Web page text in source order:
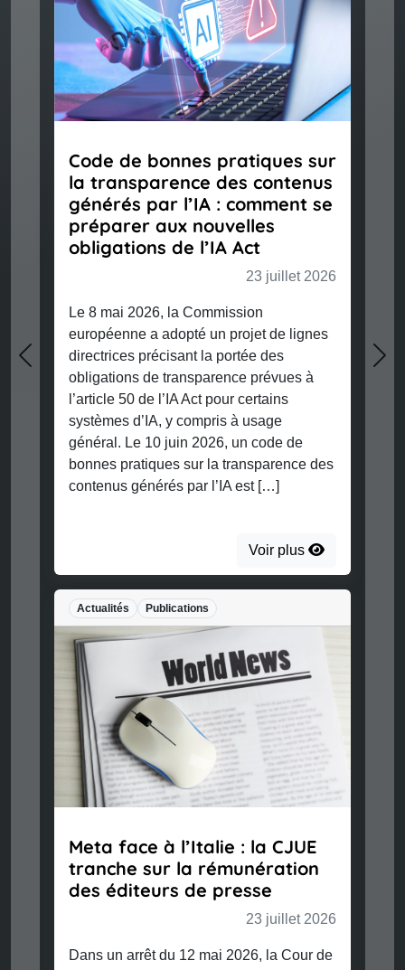
Code de bonnes pratiques sur
la transparence des contenus
générés par l’IA : comment se
préparer aux nouvelles
obligations de l’IA Act
23 juillet 2026
Le 8 mai 2026, la Commission
européenne a adopté un projet de lignes
directrices précisant la portée des
obligations de transparence prévues à
l’article 50 de l’IA Act pour certains
systèmes d’IA, y compris à usage
général. Le 10 juin 2026, un code de
bonnes pratiques sur la transparence des
contenus générés par l’IA est […]
Voir plus
Actualités Publications
Meta face à l’Italie : la CJUE
tranche sur la rémunération
des éditeurs de presse
23 juillet 2026
Dans un arrêt du 12 mai 2026, la Cour de
Previous